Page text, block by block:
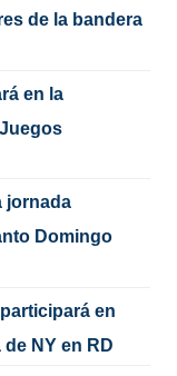
de la bandera
en la
jornada
Domingo
en
NY en RD